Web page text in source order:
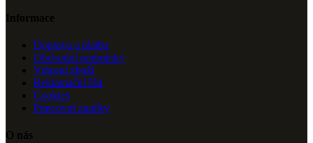
Informace
Doprava a platba
Obchodní podmínky
Vrácení zboží
Reklamační řád
Cookies
Puncovní značky
O nás